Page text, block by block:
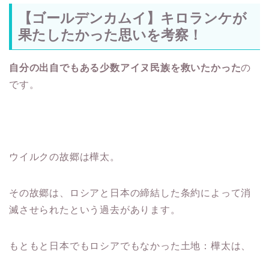
【ゴールデンカムイ】キロランケが
果たしたかった思いを考察！
自分の出自でもある少数アイヌ民族を救いたかったの
です。
ウイルクの故郷は樺太。
その故郷は、ロシアと日本の締結した条約によって消
滅させられたという過去があります。
もともと日本でもロシアでもなかった土地：樺太は、